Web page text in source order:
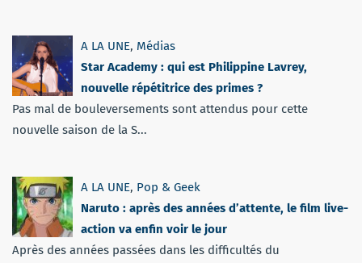
A LA UNE, Médias
Star Academy : qui est Philippine Lavrey,
nouvelle répétitrice des primes ?
Pas mal de bouleversements sont attendus pour cette
nouvelle saison de la S...
A LA UNE, Pop & Geek
Naruto : après des années d’attente, le film live-
action va enfin voir le jour
Après des années passées dans les difficultés du